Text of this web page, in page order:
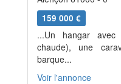
159 000 €
...Un hangar
chaude), une
barque...
Voir l'annonce